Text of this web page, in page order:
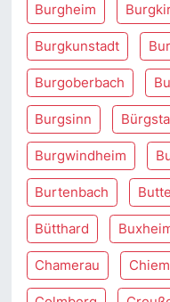
Burgheim
Burgkunstadt
Burgoberbach
Burgsinn
Burgwindheim
Burtenbach
Bütthard
Chamerau